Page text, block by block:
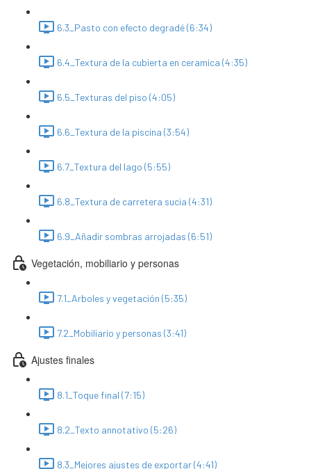
6.3_Pasto con efecto degradé (6:34)
6.4_Textura de la cubierta en ceramica (4:35)
6.5_Texturas del piso (4:05)
6.6_Textura de la piscina (3:54)
6.7_Textura del lago (5:55)
6.8_Textura de carretera sucia (4:31)
6.9_Añadir sombras arrojadas (6:51)
Vegetación, mobiliario y personas
7.1_Arboles y vegetación (5:35)
7.2_Mobiliario y personas (3:41)
Ajustes finales
8.1_Toque final (7:15)
8.2_Texto annotativo (5:26)
8.3_Mejores ajustes de exportar (4:41)